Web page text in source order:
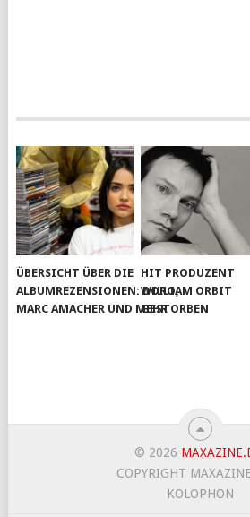
ÜBERSICHT ÜBER DIE
ALBUMREZENSIONEN: DORO,
MARC AMACHER UND MEHR
HIT PRODUZENT
WILLIAM ORBIT
GESTORBEN
© 2026
COPYRIGHT
KOLOPHON